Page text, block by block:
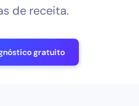
de receita.
gratuito